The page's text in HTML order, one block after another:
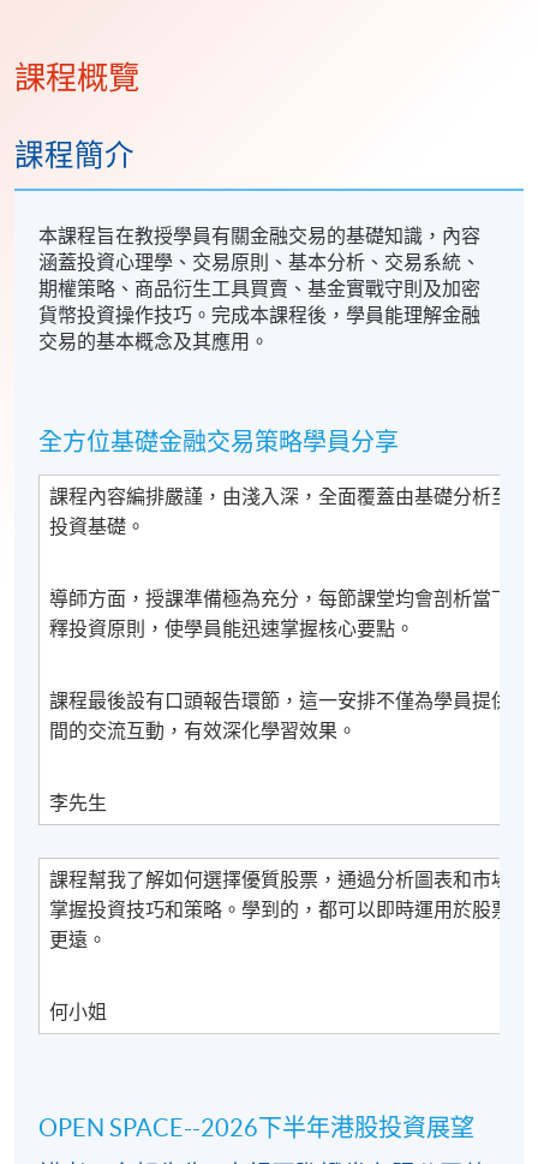
課程概覽
課程簡介
本課程旨在教授學員有關金融交易的基礎知識，內容
涵蓋投資心理學、交易原則、基本分析、交易系統、
期權策略、商品衍生工具買賣、基金實戰守則及加密
貨幣投資操作技巧。完成本課程後，學員能理解金融
交易的基本概念及其應用。
全方位基礎金融交易策略學員分享
課程內容編排嚴謹，由淺入深，全面覆蓋由基礎分析至
投資基礎。
導師方面，授課準備極為充分，每節課堂均會剖析當下
釋投資原則，使學員能迅速掌握核心要點。
課程最後設有口頭報告環節，這一安排不僅為學員提供
間的交流互動，有效深化學習效果。
李先生
課程幫我了解如何選擇優質股票，通過分析圖表和市場
掌握投資技巧和策略。學到的，都可以即時運用於股票
更遠。
何小姐
OPEN SPACE--2026下半年港股投資展望